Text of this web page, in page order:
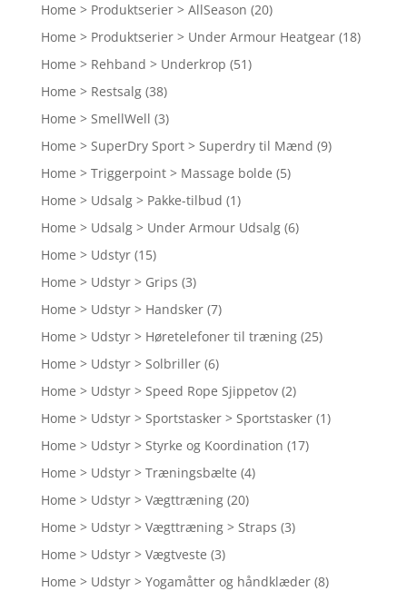
Home > Produktserier > AllSeason (20)
Home > Produktserier > Under Armour Heatgear (18)
Home > Rehband > Underkrop (51)
Home > Restsalg (38)
Home > SmellWell (3)
Home > SuperDry Sport > Superdry til Mænd (9)
Home > Triggerpoint > Massage bolde (5)
Home > Udsalg > Pakke-tilbud (1)
Home > Udsalg > Under Armour Udsalg (6)
Home > Udstyr (15)
Home > Udstyr > Grips (3)
Home > Udstyr > Handsker (7)
Home > Udstyr > Høretelefoner til træning (25)
Home > Udstyr > Solbriller (6)
Home > Udstyr > Speed Rope Sjippetov (2)
Home > Udstyr > Sportstasker > Sportstasker (1)
Home > Udstyr > Styrke og Koordination (17)
Home > Udstyr > Træningsbælte (4)
Home > Udstyr > Vægttræning (20)
Home > Udstyr > Vægttræning > Straps (3)
Home > Udstyr > Vægtveste (3)
Home > Udstyr > Yogamåtter og håndklæder (8)